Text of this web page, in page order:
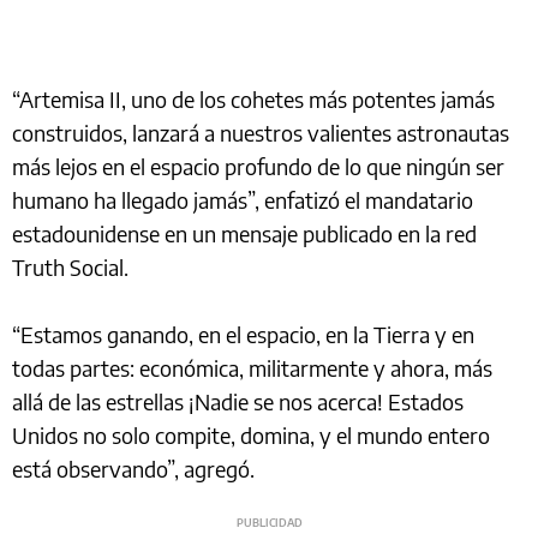
“Artemisa II, uno de los cohetes más potentes jamás
construidos, lanzará a nuestros valientes astronautas
más lejos en el espacio profundo de lo que ningún ser
humano ha llegado jamás”, enfatizó el mandatario
estadounidense en un mensaje publicado en la red
Truth Social.
“Estamos ganando, en el espacio, en la Tierra y en
todas partes: económica, militarmente y ahora, más
allá de las estrellas ¡Nadie se nos acerca! Estados
Unidos no solo compite, domina, y el mundo entero
está observando”, agregó.